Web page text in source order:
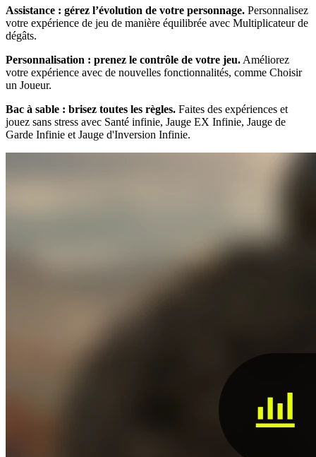
Assistance : gérez l’évolution de votre personnage. Personnalisez
votre expérience de jeu de manière équilibrée avec Multiplicateur de
dégâts.
Personnalisation : prenez le contrôle de votre jeu. Améliorez
votre expérience avec de nouvelles fonctionnalités, comme Choisir
un Joueur.
Bac à sable : brisez toutes les règles. Faites des expériences et
jouez sans stress avec Santé infinie, Jauge EX Infinie, Jauge de
Garde Infinie et Jauge d'Inversion Infinie.